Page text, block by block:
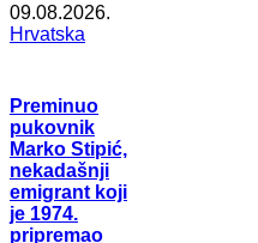
09.08.2026.
Hrvatska
Preminuo
pukovnik
Marko Stipić,
nekadašnji
emigrant koji
je 1974.
pripremao